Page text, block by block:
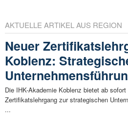
AKTUELLE ARTIKEL AUS REGION
Neuer
Koblenz:
Die IHK-Akademie Koblenz bietet ab sofort
Zertifikatslehrgang zur strategischen
...